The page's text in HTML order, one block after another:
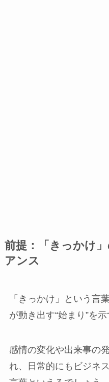
前提：「きっかけ
アンス
「きっかけ」という言
が動き出す“始まり”を
感情の変化や出来事の
れ、日常的にもビジネ